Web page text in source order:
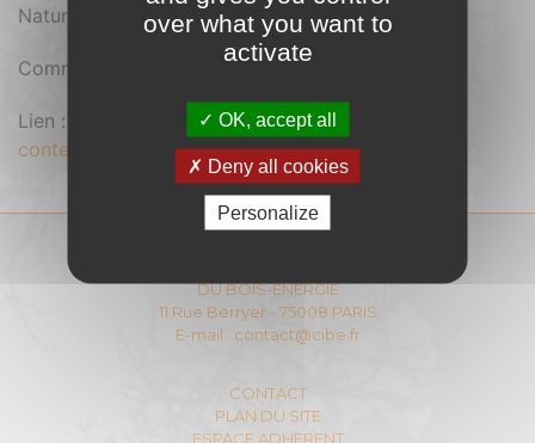
Nature du document : Pdf
Comment se procurer le document : Gratuit
Lien :
https://cibe.fr/wp-
content/uploads/2020/08/ed842.pdf
DU BOIS-ENERGIE
11 Rue Berryer - 75008 PARIS
E-mail : contact@cibe.fr
CONTACT
PLAN DU SITE
ESPACE ADHERENT
over what you want to
activate
OK, accept all
Deny all cookies
Personalize